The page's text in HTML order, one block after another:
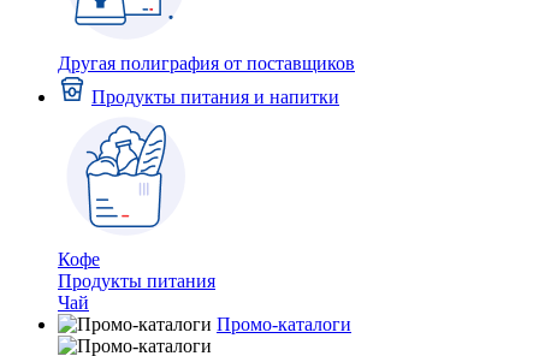
Другая полиграфия от поставщиков
Продукты питания и напитки
Кофе
Продукты питания
Чай
Промо-каталоги